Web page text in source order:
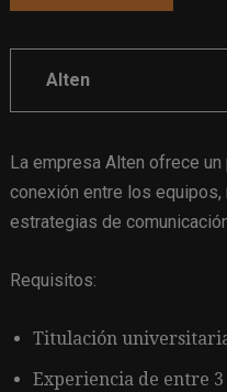
Alten
La empresa Alten ofrece
conexión entre los equipos,
estrategias de
Requisitos:
Titulación
Experiencia de entre